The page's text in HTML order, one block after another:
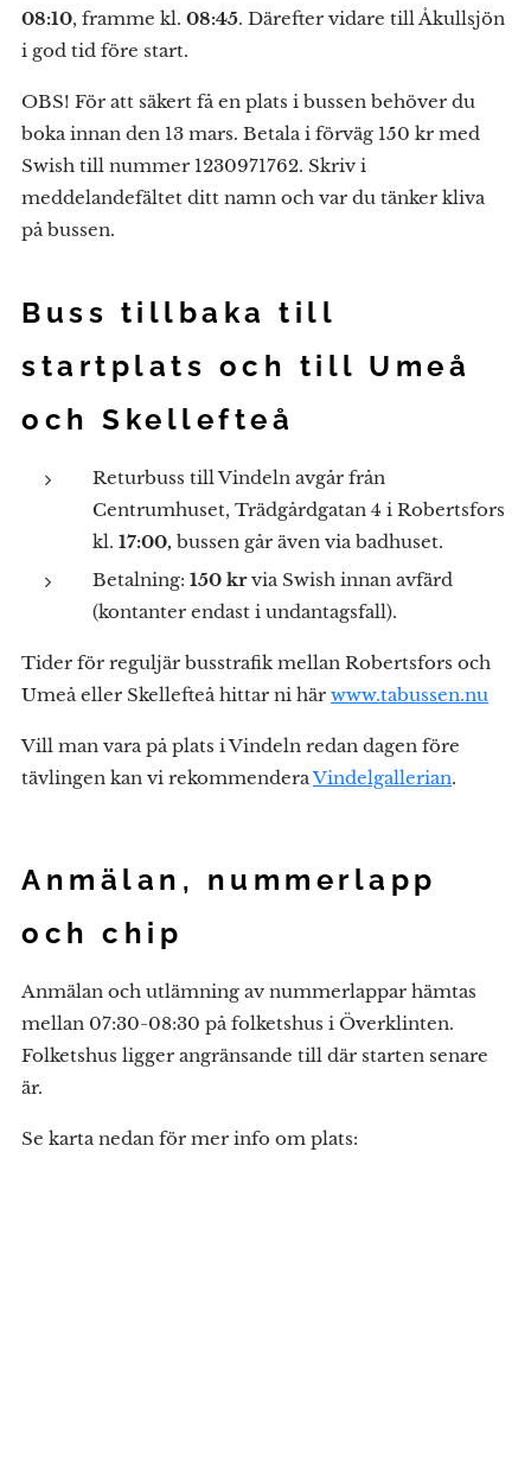
08:10, framme kl. 08:45. Därefter vidare till Åkullsjön
i god tid före start.
OBS! För att säkert få en plats i bussen behöver du
boka innan den 13 mars. Betala i förväg 150 kr med
Swish till nummer 1230971762. Skriv i
meddelandefältet ditt namn och var du tänker kliva
på bussen.
Buss tillbaka till
startplats och till Umeå
och Skellefteå
Returbuss till Vindeln avgår från
Centrumhuset, Trädgårdgatan 4 i Robertsfors
kl. 17:00, bussen går även via badhuset.
Betalning: 150 krvia Swish innan avfärd
(kontanter endast i undantagsfall).
Tider för reguljär busstrafik mellan Robertsfors och
Umeå eller Skellefteå hittar ni här www.tabussen.nu
Vill man vara på plats i Vindeln redan dagen före
tävlingen kan vi rekommenderaVindelgallerian.
Anmälan, nummerlapp
och chip
Anmälan och utlämning av nummerlappar hämtas
mellan 07:30-08:30 på folketshus i Överklinten.
Folketshus ligger angränsande till där starten senare
är.
Se karta nedan för mer info om plats: